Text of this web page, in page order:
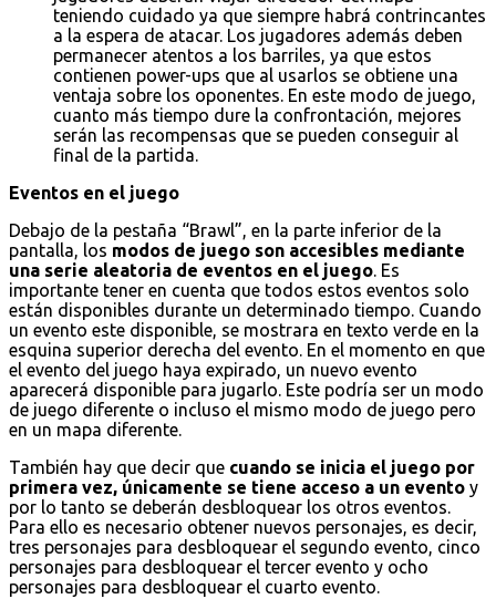
teniendo cuidado ya que siempre habrá contrincantes
a la espera de atacar. Los jugadores además deben
permanecer atentos a los barriles, ya que estos
contienen power-ups que al usarlos se obtiene una
ventaja sobre los oponentes. En este modo de juego,
cuanto más tiempo dure la confrontación, mejores
serán las recompensas que se pueden conseguir al
final de la partida.
Eventos en el juego
Debajo de la pestaña “Brawl”, en la parte inferior de la
pantalla, los modos de juego son accesibles mediante
una serie aleatoria de eventos en el juego. Es
importante tener en cuenta que todos estos eventos solo
están disponibles durante un determinado tiempo. Cuando
un evento este disponible, se mostrara en texto verde en la
esquina superior derecha del evento. En el momento en que
el evento del juego haya expirado, un nuevo evento
aparecerá disponible para jugarlo. Este podría ser un modo
de juego diferente o incluso el mismo modo de juego pero
en un mapa diferente.
También hay que decir que cuando se inicia el juego por
primera vez, únicamente se tiene acceso a un evento y
por lo tanto se deberán desbloquear los otros eventos.
Para ello es necesario obtener nuevos personajes, es decir,
tres personajes para desbloquear el segundo evento, cinco
personajes para desbloquear el tercer evento y ocho
personajes para desbloquear el cuarto evento.